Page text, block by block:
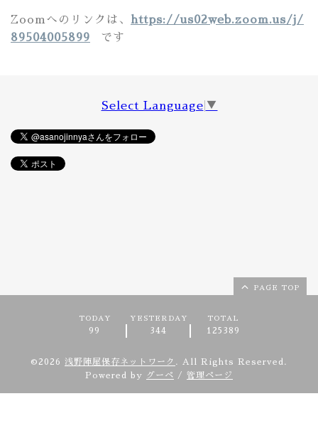
Zoomへのリンクは、 https://us02web.zoom.us/j/
89504005899
です
Select Language ▼
PAGE TOP
TODAY
99
YESTERDAY
344
TOTAL
125389
©2026 浅野陣屋保存ネットワーク . All Rights Reserved.
Powered by
グーペ / 管理ページ